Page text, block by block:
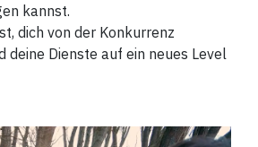
kannst.
dich von der Konkurrenz
deine Dienste auf ein neues Level